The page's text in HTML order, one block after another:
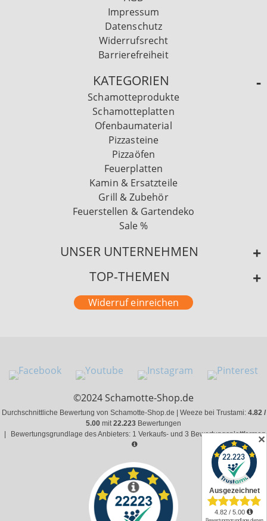
Impressum
Datenschutz
Widerrufsrecht
Barrierefreiheit
KATEGORIEN
Schamotteprodukte
Schamotteplatten
Ofenbaumaterial
Pizzasteine
Pizzaöfen
Feuerplatten
Kamin & Ersatzteile
Grill & Zubehör
Feuerstellen & Gartendeko
Sale %
UNSER UNTERNEHMEN
TOP-THEMEN
Widerruf einreichen
©2024 Schamotte-Shop.de
Durchschnittliche Bewertung von Schamotte-Shop.de | Weeze bei Trustami: 4.82 /
5.00 mit22.223 Bewertungen
Bewertungsgrundlage des Anbieters: 1 Verkaufs- und 3 Bewertungsplattformen
✕